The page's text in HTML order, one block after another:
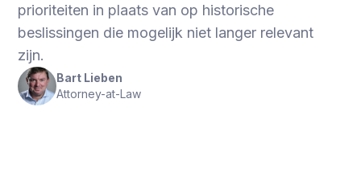
prioriteiten in plaats van op historische
beslissingen die mogelijk niet langer relevant
zijn.
Bart Lieben
Attorney-at-Law